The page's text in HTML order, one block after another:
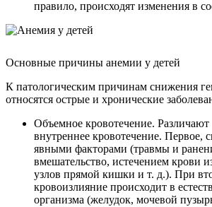
правило, происходят изменения в
Основные причины анемии у детей
К патологическим причинам снижения
относятся острые и хронические
Объемное кровотечение.
внутреннее кровотечение. Первое,
явными факторами (травмы и
вмешательство, истечением крови
узлов прямой кишки и т. д.). При
кровоизлияние происходит в
организма (желудок, мочевой